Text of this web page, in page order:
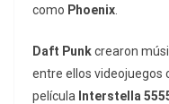
como Phoenix
Daft Punkcrearon
entre ellos videojuegos
película Interstella